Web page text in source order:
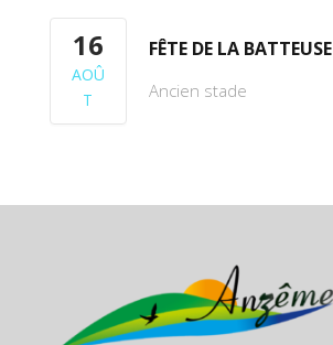
16
AOÛ
T
FÊTE DE LA BATTEUSE
Ancien stade